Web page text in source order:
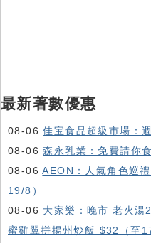
最新著數優惠
08-06佳宝食品超級市場：
08-06森永乳業：免費請你
08-06AEON：人氣角色巡
19/8）
08-06 大家樂：晚市 老火
蜜雞翼拼揚州炒飯 $32（至